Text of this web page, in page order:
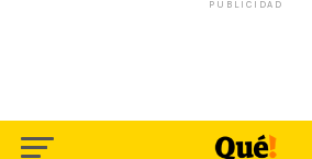
PUBLICIDAD